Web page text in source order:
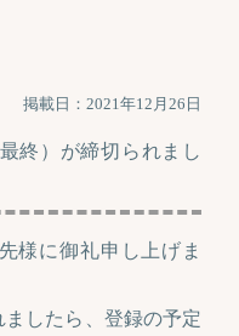
掲載日：2021年12月26日
終）が締切られまし
様に御礼申し上げま
したら、登録の予定